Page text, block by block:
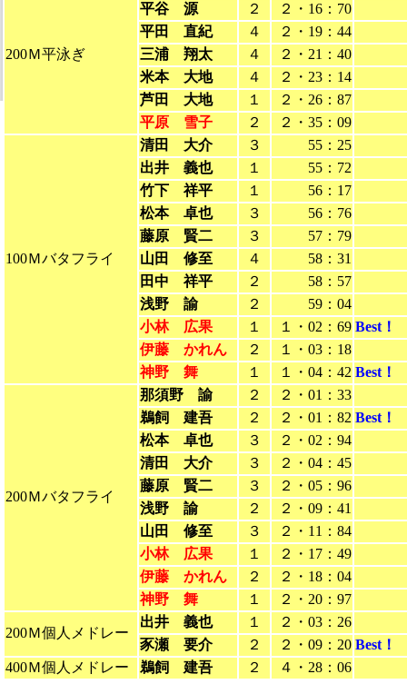
200Ｍ平泳ぎ
平谷 源
２
２・16：70
平田 直紀
４
２・19：44
三浦 翔太
４
２・21：40
米本 大地
４
２・23：14
芦田 大地
１
２・26：87
平原 雪子
２ ２・35：09
100Ｍバタフライ
清田 大介 ３
55：25
出井 義也
１
55：72
竹下 祥平
１
56：17
松本 卓也
３
56：76
藤原 賢二
３
57：79
山田 修至
４
58：31
田中 祥平
２
58：57
浅野 諭
２
59：04
小林 広果
１ １・02：69 Best！
伊藤 かれん
２
１・03：18
神野 舞
１ １・04：42 Best！
200Ｍバタフライ
那須野 諭 ２
２・01：33
鵜飼 建吾
２ ２・01：82 Best！
松本 卓也
３
２・02：94
清田 大介
３
２・04：45
藤原 賢二
３
２・05：96
浅野 諭
２
２・09：41
山田 修至
３
２・11：84
小林 広果
１
２・17：49
伊藤 かれん
２
２・18：04
神野 舞
１ ２・20：97
200Ｍ個人メドレー
出井 義也 １
２・03：26
豕瀬 要介
２ ２・09：20 Best！
400Ｍ個人メドレー
鵜飼 建吾 ２ ４・28：06